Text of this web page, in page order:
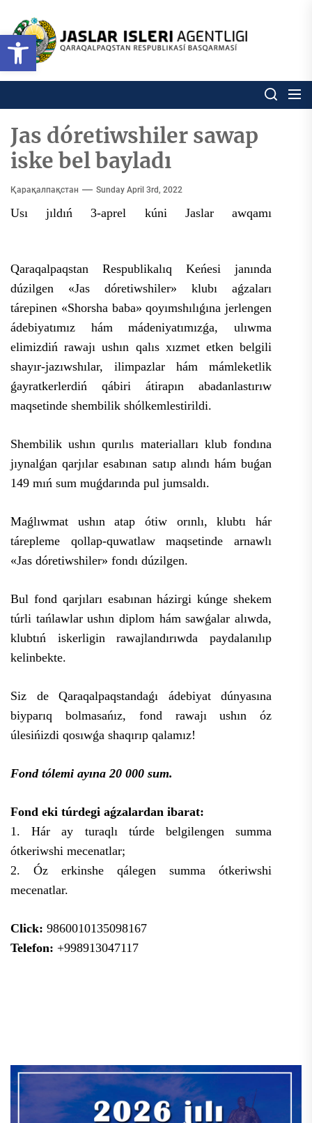
Open toolbar
content
Respublikası
basqarması
Ózbekstan jaslar isleri
Jas dóretiwshiler sawap
iske bel bayladı
Қарақалпақстан Sunday April 3rd, 2022
Usı jıldıń 3-aprel kúni Jaslar awqamı
Qaraqalpaqstan Respublikalıq Keńesi janında
dúzilgen «Jas dóretiwshiler» klubı aǵzaları
tárepinen «Shorsha baba» qoyımshılıǵına jerlengen
ádebiyatımız hám mádeniyatımızǵa, ulıwma
elimizdiń rawajı ushın qalıs xızmet etken belgili
shayır-jazıwshılar, ilimpazlar hám mámleketlik
ǵayratkerlerdiń qábiri átirapın abadanlastırıw
maqsetinde shembilik shólkemlestirildi.
Shembilik ushın qurılıs materialları klub fondına
jıynalǵan qarjılar esabınan satıp alındı hám buǵan
149 mıń sum muǵdarında pul jumsaldı.
Maǵlıwmat ushın atap ótiw orınlı, klubtı hár
tárepleme qollap-quwatlaw maqsetinde arnawlı
«Jas dóretiwshiler» fondı dúzilgen.
Bul fond qarjıları esabınan házirgi kúnge shekem
túrli tańlawlar ushın diplom hám sawǵalar alıwda,
klubtıń iskerligin rawajlandırıwda paydalanılıp
kelinbekte.
Siz de Qaraqalpaqstandaǵı ádebiyat dúnyasına
biyparıq bolmasańız, fond rawajı ushın óz
úlesińizdi qosıwǵa shaqırıp qalamız!
Fond tólemi ayına 20 000 sum.
Fond eki túrdegi aǵzalardan ibarat:
1. Hár ay turaqlı túrde belgilengen summa
ótkeriwshi mecenatlar;
2. Óz erkinshe qálegen summa ótkeriwshi
mecenatlar.
Click: 9860010135098167
Telefon: +998913047117